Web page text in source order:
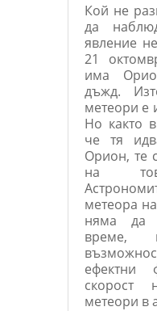
Кой не
да
явление
21
има
дъжд.
метеори е
Но както
че тя
Орион, те
на
метеора
няма да
ефектни
скорост
метеори в